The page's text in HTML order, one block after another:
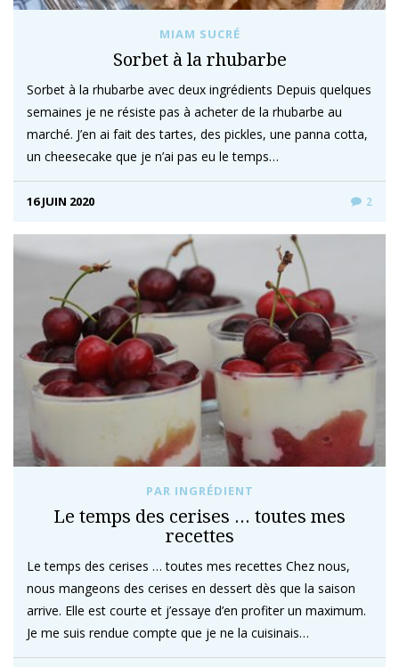
MIAM SUCRÉ
Sorbet à la rhubarbe
Sorbet à la rhubarbe avec deux ingrédients Depuis quelques
semaines je ne résiste pas à acheter de la rhubarbe au
marché. J’en ai fait des tartes, des pickles, une panna cotta,
un cheesecake que je n’ai pas eu le temps…
16 JUIN 2020 2
PAR INGRÉDIENT
Le temps des cerises … toutes mes
recettes
Le temps des cerises … toutes mes recettes Chez nous,
nous mangeons des cerises en dessert dès que la saison
arrive. Elle est courte et j’essaye d’en profiter un maximum.
Je me suis rendue compte que je ne la cuisinais…